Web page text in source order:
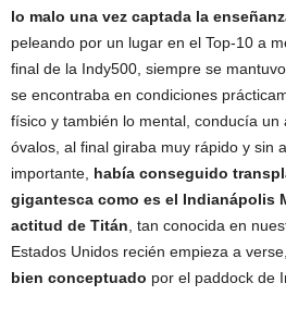
lo malo una vez captada la
peleando por un lugar en el Top-10 a
final de la Indy500, siempre se
se encontraba en condiciones
físico y también lo mental, conducía un
óvalos, al final giraba muy rápido y sin
importante, había conseguido
gigantesca como es el Indianápolis
actitud de Titán, tan conocida en
Estados Unidos recién empieza a
bien conceptuado por el paddock de